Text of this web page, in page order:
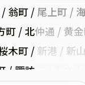
翁町 / 尾上町 /
町 / 北仲通 / 黄
木町 / 新港 / 新
/ 諏訪町 / 滝之上